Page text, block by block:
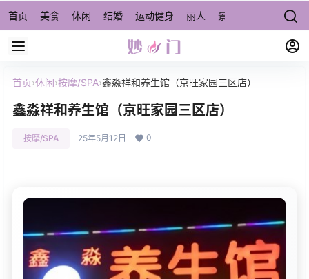
首页 美食 休闲 结婚 运动健身 丽人 景点/周边游 宠物
首页›休闲›按摩/SPA›鑫淼祥和养生馆（京旺家园三区店）
鑫淼祥和养生馆（京旺家园三区店）
按摩/SPA 25年5月12日 0